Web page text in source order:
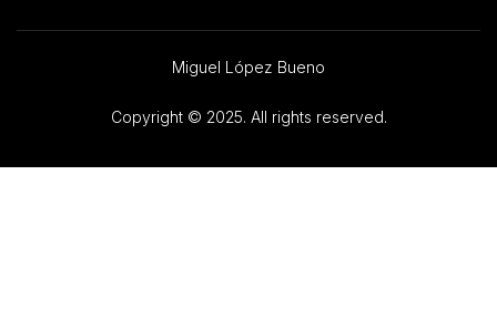
Miguel López Bueno
Copyright © 2025. All rights reserved.